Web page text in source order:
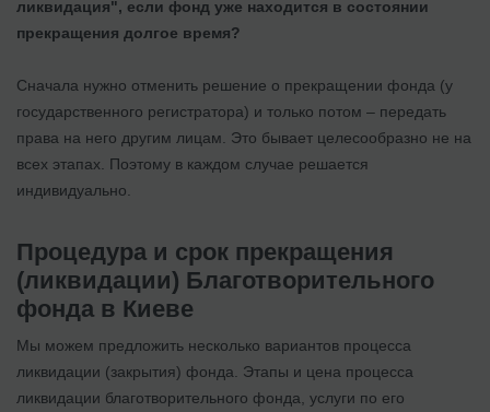
ликвидация", если фонд уже находится в состоянии
прекращения долгое время?
Сначала нужно отменить решение о прекращении фонда (у
государственного регистратора) и только потом – передать
права на него другим лицам. Это бывает целесообразно не на
всех этапах. Поэтому в каждом случае решается
индивидуально.
Процедура и срок прекращения
(ликвидации) Благотворительного
фонда в Киеве
Мы можем предложить несколько вариантов процесса
ликвидации (закрытия) фонда. Этапы и цена процесса
ликвидации благотворительного фонда, услуги по его